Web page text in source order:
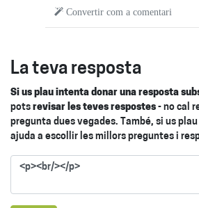
Convertir com a comentari
La teva resposta
Si us plau intenta donar una resposta
pots revisar les teves respostes - no cal
pregunta dues vegades. També, si us plau
ajuda a escollir les millors preguntes i